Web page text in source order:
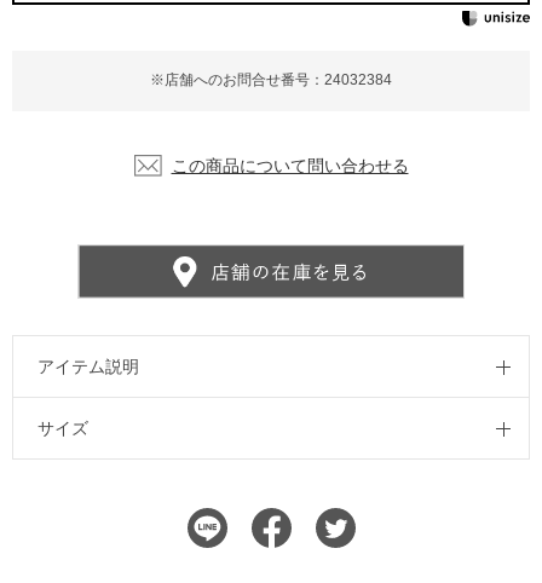
※店舗へのお問合せ番号：24032384
この商品について問い合わせる
アイテム説明
サイズ